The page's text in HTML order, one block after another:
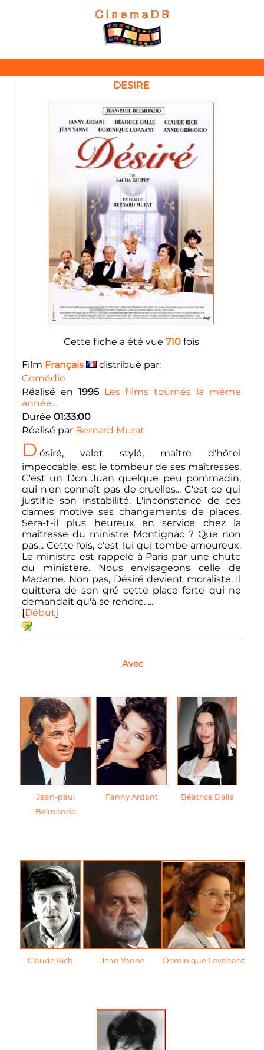
DESIRE
Cette fiche a été vue 710 fois
Film Français
distribuè par:
Comédie
Réalisé en 1995 Les films tournés la même
année...
Durée 01:33:00
Réalisé par Bernard Murat
D ésiré, valet stylé, maître d'hôtel
impeccable, est le tombeur de ses maîtresses.
C'est un Don Juan quelque peu pommadin,
qui n'en connaît pas de cruelles... C'est ce qui
justifie son instabilité. L'inconstance de ces
dames motive ses changements de places.
Sera-t-il plus heureux en service chez la
maîtresse du ministre Montignac ? Que non
pas... Cette fois, c'est lui qui tombe amoureux.
Le ministre est rappelé à Paris par une chute
du ministère. Nous envisageons celle de
Madame. Non pas, Désiré devient moraliste. Il
quittera de son gré cette place forte qui ne
demandait qu'à se rendre. ...
[Début]
Avec
Jean-paul
Belmondo
Fanny Ardant Béatrice Dalle
Claude Rich Jean Yanne Dominique Lavanant